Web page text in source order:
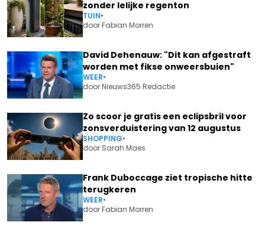
zonder lelijke regenton
TUIN•
doorFabian Morren
David Dehenauw: "Dit kan afgestraft
worden met fikse onweersbuien"
WEER•
doorNieuws365 Redactie
Zo scoor je gratis een eclipsbril voor
zonsverduistering van 12 augustus
SHOPPING•
door Sarah Maes
Frank Duboccage ziet tropische hitte
terugkeren
WEER•
doorFabian Morren